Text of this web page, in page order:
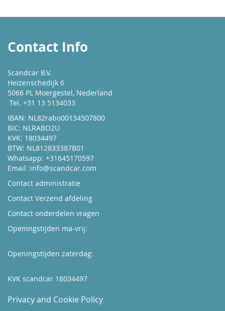
Contact Info
Scandcar B.V.
Heizenschedijk 6
5066 PL Moergestel, Nederland
Tel. +31 13 5134033
IBAN: NL82rabo00134507800
BIC: NLRABO2U
KVK: 18034497
BTW: NL812833387B01
Whatsapp: +31645170597
Email :info@scandcar.com
Contact administratie
Contact Verzend afdeling
Contact onderdelen vragen
Openingstijden ma-vrij:
Openingstijden zaterdag:
KVK scandcar 18034497
Privacy and Cookie Policy